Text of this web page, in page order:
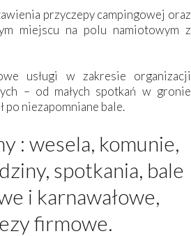
przyczepy campingowej oraz
miejscu na polu namiotowym z
usługi w zakresie organizacji
– od małych spotkań w gronie
po niezapomniane bale.
: wesela, komunie,
spotkania, bale
i karnawałowe,
firmowe.